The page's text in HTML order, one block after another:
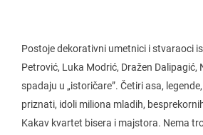
Postoje dekorativni umetnici i stvaraoci
Petrović, Luka Modrić, Dražen Dalipagić,
spadaju u „istoričare”. Četiri asa,
priznati, idoli miliona mladih,
Kakav kvartet bisera i majstora. Nema